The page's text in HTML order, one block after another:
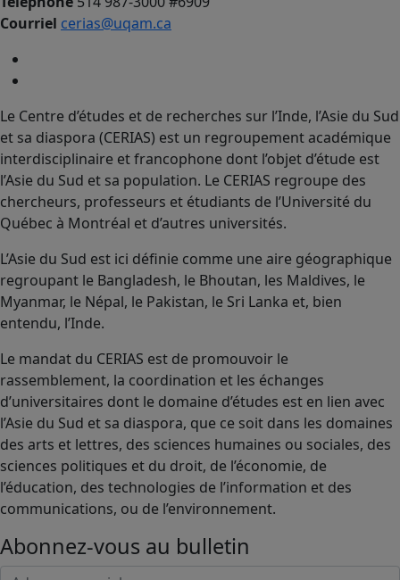
Courriel cerias@uqam.ca
Le Centre d’études et de recherches sur l’Inde, l’Asie du Sud
et sa diaspora (CERIAS) est un regroupement académique
interdisciplinaire et francophone dont l’objet d’étude est
l’Asie du Sud et sa population. Le CERIAS regroupe des
chercheurs, professeurs et étudiants de l’Université du
Québec à Montréal et d’autres universités.
L’Asie du Sud est ici définie comme une aire géographique
regroupant le Bangladesh, le Bhoutan, les Maldives, le
Myanmar, le Népal, le Pakistan, le Sri Lanka et, bien
entendu, l’Inde.
Le mandat du CERIAS est de promouvoir le
rassemblement, la coordination et les échanges
d’universitaires dont le domaine d’études est en lien avec
l’Asie du Sud et sa diaspora, que ce soit dans les domaines
des arts et lettres, des sciences humaines ou sociales, des
sciences politiques et du droit, de l’économie, de
l’éducation, des technologies de l’information et des
communications, ou de l’environnement.
Abonnez-vous au bulletin